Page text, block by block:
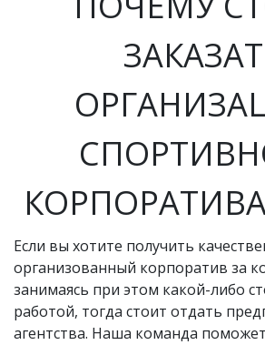
Если вы хотите получить
организованный корпоратив за
занимаясь при этом какой-либо
работой, тогда стоит отдать
агентства. Наша команда